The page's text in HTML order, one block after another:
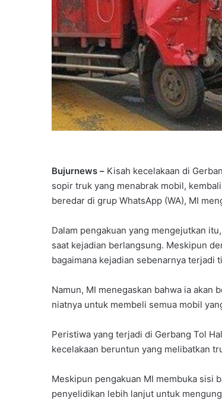
Bujurnews – Kisah kecelakaan di
sopir truk yang menabrak mobil,
beredar di grup WhatsApp (WA), MI
Dalam pengakuan yang mengejutkan
saat kejadian berlangsung. Meskipun
bagaimana kejadian sebenarnya terjadi
Namun, MI menegaskan bahwa ia akan
niatnya untuk membeli semua mobil
Peristiwa yang terjadi di Gerbang Tol
kecelakaan beruntun yang melibatkan
Meskipun pengakuan MI membuka sisi
penyelidikan lebih lanjut untuk